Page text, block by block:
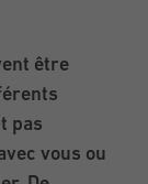
être
pas
vous ou